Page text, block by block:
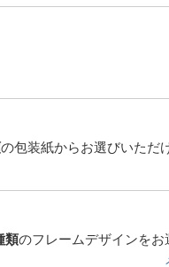
の包装紙からお選びいただ
類のフレームデザインをお